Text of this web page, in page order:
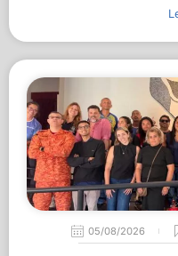
05/08/2026